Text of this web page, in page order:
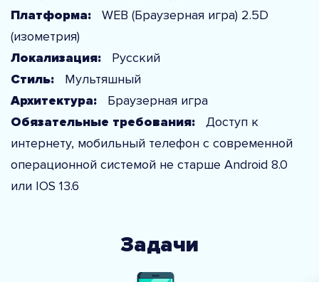
Платформа:
WEB (Браузерная игра) 2.5D
(изометрия)
Локализация:
Русский
Стиль:
Мультяшный
Архитектура:
Браузерная игра
Обязательные требования:
Доступ к
интернету, мобильный телефон с современной
операционной системой не старше Android 8.0
или IOS 13.6
Задачи